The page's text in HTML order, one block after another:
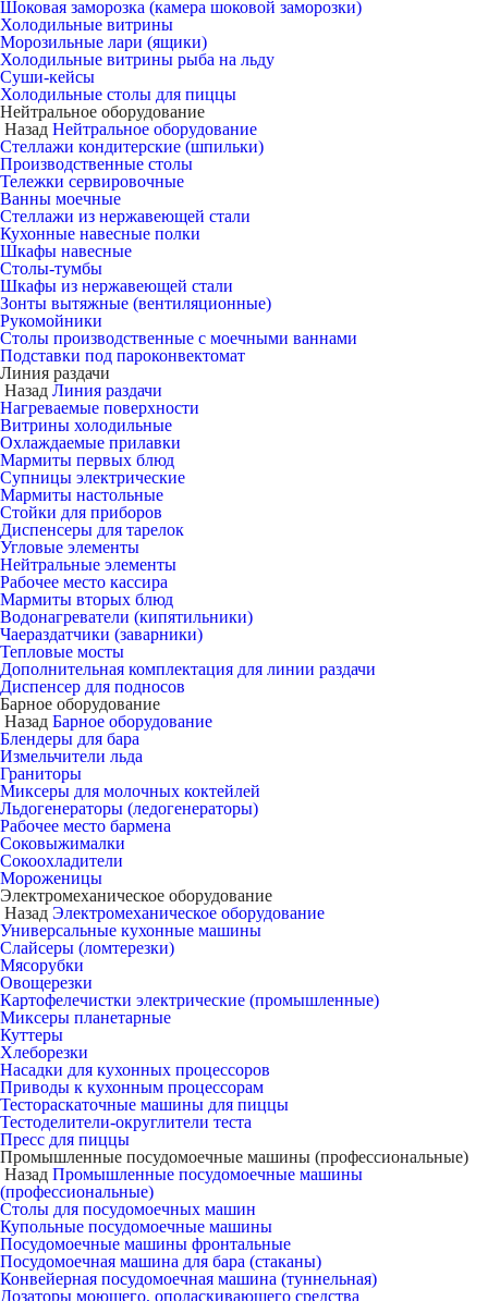
Шоковая заморозка (камера шоковой заморозки)
Холодильные витрины
Морозильные лари (ящики)
Холодильные витрины рыба на льду
Суши-кейсы
Холодильные столы для пиццы
Нейтральное оборудование
Назад Нейтральное оборудование
Стеллажи кондитерские (шпильки)
Производственные столы
Тележки сервировочные
Ванны моечные
Стеллажи из нержавеющей стали
Кухонные навесные полки
Шкафы навесные
Столы-тумбы
Шкафы из нержавеющей стали
Зонты вытяжные (вентиляционные)
Рукомойники
Столы производственные с моечными ваннами
Подставки под пароконвектомат
Линия раздачи
Назад Линия раздачи
Нагреваемые поверхности
Витрины холодильные
Охлаждаемые прилавки
Мармиты первых блюд
Супницы электрические
Мармиты настольные
Стойки для приборов
Диспенсеры для тарелок
Угловые элементы
Нейтральные элементы
Рабочее место кассира
Мармиты вторых блюд
Водонагреватели (кипятильники)
Чаераздатчики (заварники)
Тепловые мосты
Дополнительная комплектация для линии раздачи
Диспенсер для подносов
Барное оборудование
Назад Барное оборудование
Блендеры для бара
Измельчители льда
Граниторы
Миксеры для молочных коктейлей
Льдогенераторы (ледогенераторы)
Рабочее место бармена
Соковыжималки
Сокоохладители
Мороженицы
Электромеханическое оборудование
Назад Электромеханическое оборудование
Универсальные кухонные машины
Слайсеры (ломтерезки)
Мясорубки
Овощерезки
Картофелечистки электрические (промышленные)
Миксеры планетарные
Куттеры
Хлеборезки
Насадки для кухонных процессоров
Приводы к кухонным процессорам
Тестораскаточные машины для пиццы
Тестоделители-округлители теста
Пресс для пиццы
Промышленные посудомоечные машины (профессиональные)
Назад Промышленные посудомоечные машины
(профессиональные)
Столы для посудомоечных машин
Купольные посудомоечные машины
Посудомоечные машины фронтальные
Посудомоечная машина для бара (стаканы)
Конвейерная посудомоечная машина (туннельная)
Дозаторы моющего, ополаскивающего средства